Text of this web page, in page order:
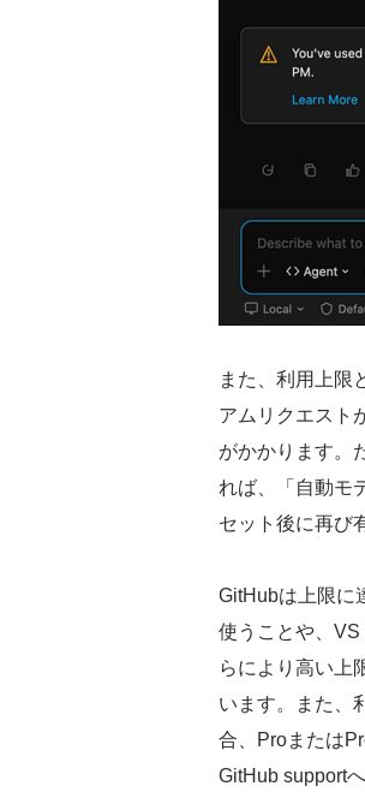
また、利用上限
アムリクエスト
がかかります。
れば、「自動モ
セット後に再び
GitHubは上限に
使うことや、
らにより高い上
います。また、
合、Proまたは
GitHub support